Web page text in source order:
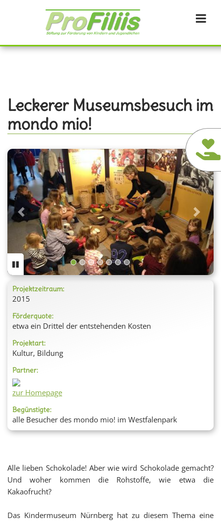
Leckerer Museumsbesuch im
mondo mio!
Previous Next
Projektzeitraum:
2015
Förderquote:
etwa ein Drittel der entstehenden Kosten
Projektart:
Kultur, Bildung
Partner:
zur Homepage
Begünstigte:
alle Besucher des mondo mio! im Westfalenpark
Alle lieben Schokolade! Aber wie wird Schokolade gemacht?
Und woher kommen die Rohstoffe, wie etwa die
Kakaofrucht?
Das Kindermuseum Nürnberg hat zu diesem Thema eine